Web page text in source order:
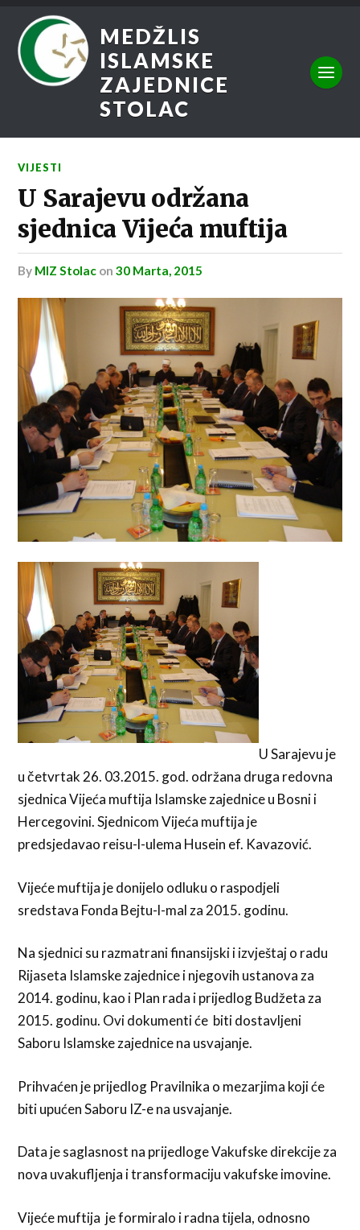
MEDŽLIS
ISLAMSKE
ZAJEDNICE
STOLAC
VIJESTI
U Sarajevu održana
sjednica Vijeća muftija
by MIZ Stolac on30 Marta, 2015
U Sarajevu je
u četvrtak 26. 03.2015. god. održana druga redovna
sjednica Vijeća muftija Islamske zajednice u Bosni i
Hercegovini. Sjednicom Vijeća muftija je
predsjedavao reisu-l-ulema Husein ef. Kavazović.
Vijeće muftija je donijelo odluku o raspodjeli
sredstava Fonda Bejtu-l-mal za 2015. godinu.
Na sjednici su razmatrani finansijski i izvještaj o radu
Rijaseta Islamske zajednice i njegovih ustanova za
2014. godinu, kao i Plan rada i prijedlog Budžeta za
2015. godinu. Ovi dokumenti će biti dostavljeni
Saboru Islamske zajednice na usvajanje.
Prihvaćen je prijedlog Pravilnika o mezarjima koji će
biti upućen Saboru IZ-e na usvajanje.
Data je saglasnost na prijedloge Vakufske direkcije za
nova uvakufljenja i transformaciju vakufske imovine.
Vijeće muftija je formiralo i radna tijela, odnosno